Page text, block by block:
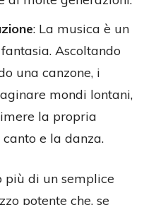
: La musica è un
Ascoltando
una canzone, i
mondi lontani,
la propria
e la danza.
più di un semplice
potente che, se